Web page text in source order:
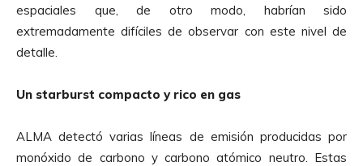
espaciales que, de otro modo, habrían sido
extremadamente difíciles de observar con este nivel de
detalle.
Un starburst compacto y rico en gas
ALMA detectó varias líneas de emisión producidas por
monóxido de carbono y carbono atómico neutro. Estas